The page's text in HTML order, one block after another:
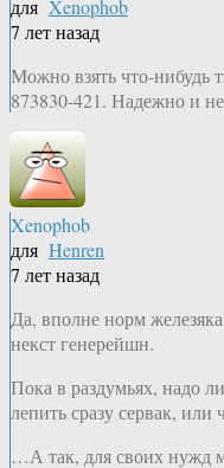
для Xenophob
7 лет назад
Можно взять что-нибудь
873830-​421. Надежно и
Xenophob
для Henren
7 лет назад
Да, вполне норм
некст генерейшн.
Пока в раздумьях, надо
лепить сразу сервак, или
…А так, для своих нужд